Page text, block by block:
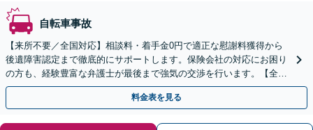
自転車事故
【来所不要／全国対応】相談料・着手金0円で適正な慰謝料獲得から
後遺障害認定まで徹底的にサポートします。保険会社の対応にお困り
の方も、経験豊富な弁護士が最後まで強気の交渉を行います。【全国
13拠点】お気軽にご相談ください。
料金表を見る